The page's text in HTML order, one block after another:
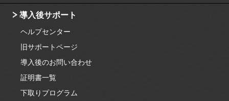
導入後サポート
ヘルプセンター
旧サポートページ
導入後のお問い合わせ
証明書一覧
下取りプログラム